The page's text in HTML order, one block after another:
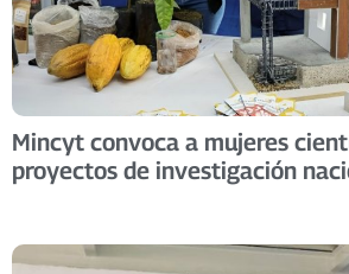
Mincyt convoca a mujeres
proyectos de investigación